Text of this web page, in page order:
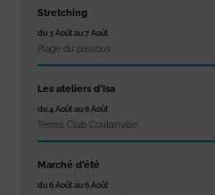
Stretching
du 3 Août au 7 Août
Plage du passous
Les ateliers d’Isa
du 4 Août au 6 Août
Tennis Club Coutainville
Marché d’été
du 6 Août au 6 Août